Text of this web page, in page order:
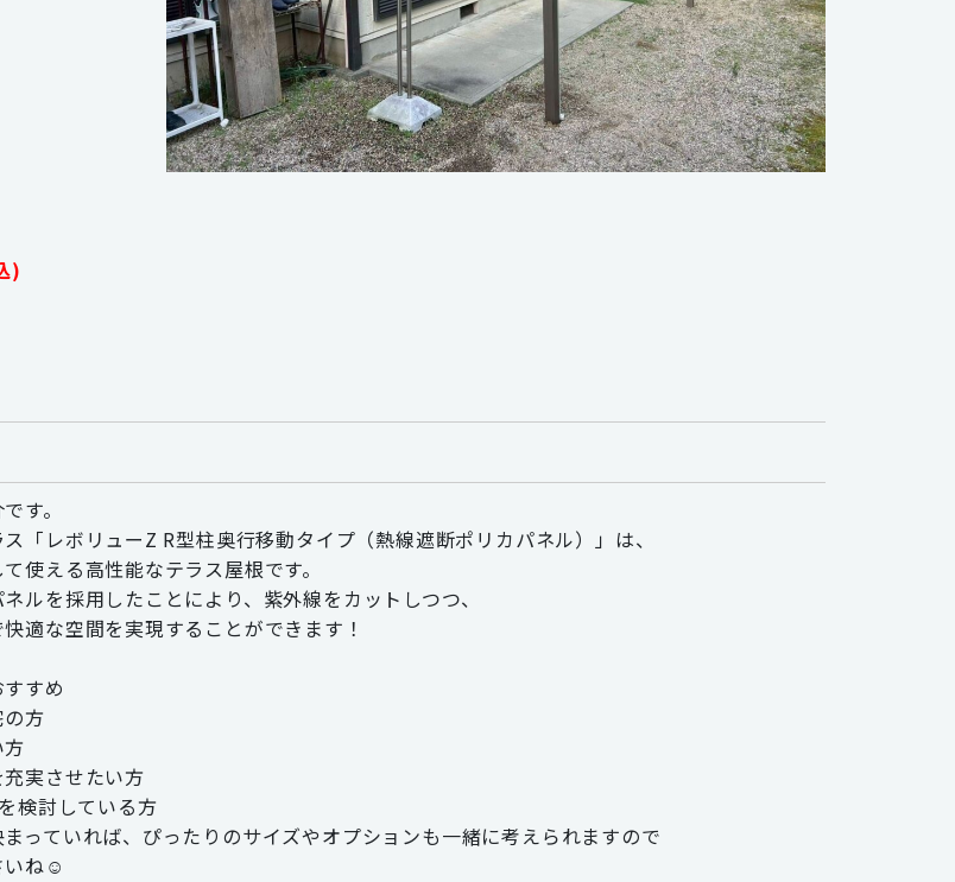
)
す。
「レボリューZ R型柱奥行移動タイプ（熱線遮断ポリカパネル）」は、
使える高性能なテラス屋根です。
ルを採用したことにより、紫外線をカットしつつ、
適な空間を実現することができます！
すめ
方
実させたい方
検討している方
っていれば、ぴったりのサイズやオプションも一緒に考えられますので
いね☺